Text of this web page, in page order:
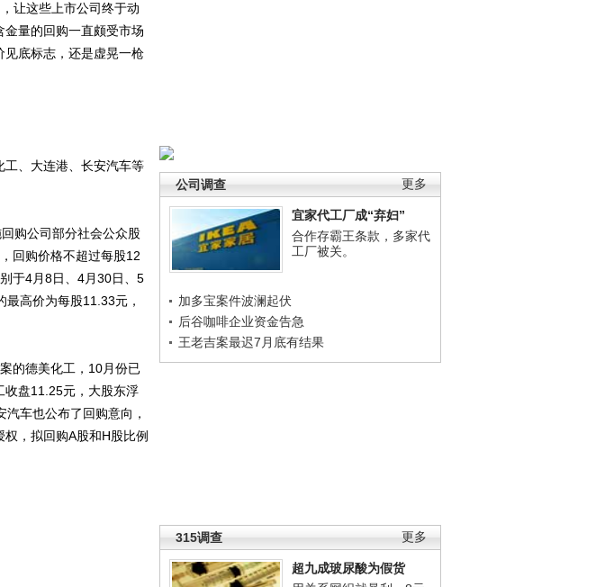
更多
公司调查
宜家代工厂成“弃妇”
合作存霸王条款，多家代
工厂被关。
加多宝案件波澜起伏
后谷咖啡企业资金告急
王老吉案最迟7月底有结果
更多
315调查
超九成玻尿酸为假货
让这些上市公司终于动
量的回购一直颇受市场
见底标志，还是虚晃一枪
、大连港、长安汽车等
购公司部分社会公众股
回购价格不超过每股12
于4月8日、4月30日、5
高价为每股11.33元，
的德美化工，10月份已
收盘11.25元，大股东浮
车也公布了回购意向，
，拟回购A股和H股比例